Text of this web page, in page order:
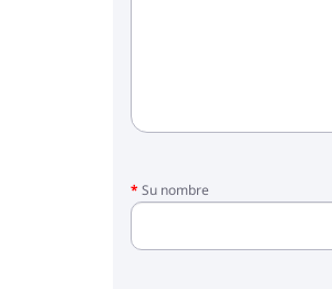
Su nombre